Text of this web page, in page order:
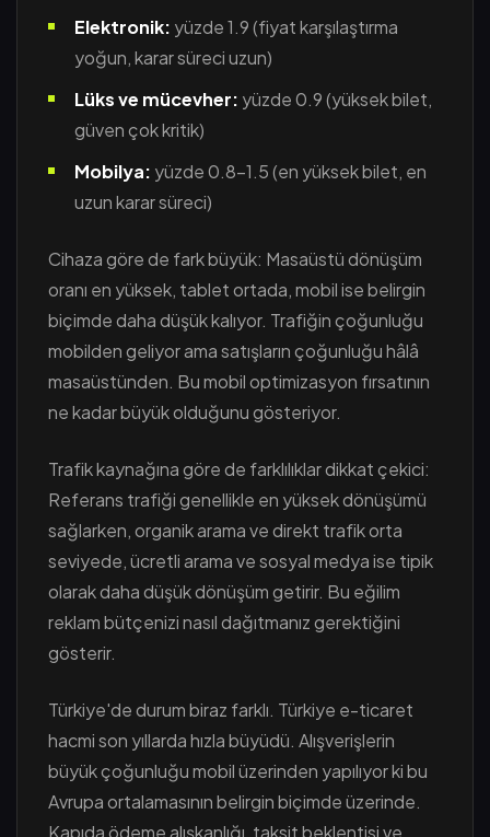
Elektronik: yüzde 1.9 (fiyat karşılaştırma
yoğun, karar süreci uzun)
Lüks ve mücevher: yüzde 0.9 (yüksek bilet,
güven çok kritik)
Mobilya: yüzde 0.8-1.5 (en yüksek bilet, en
uzun karar süreci)
Cihaza göre de fark büyük: Masaüstü dönüşüm
oranı en yüksek, tablet ortada, mobil ise belirgin
biçimde daha düşük kalıyor. Trafiğin çoğunluğu
mobilden geliyor ama satışların çoğunluğu hâlâ
masaüstünden. Bu mobil optimizasyon fırsatının
ne kadar büyük olduğunu gösteriyor.
Trafik kaynağına göre de farklılıklar dikkat çekici:
Referans trafiği genellikle en yüksek dönüşümü
sağlarken, organik arama ve direkt trafik orta
seviyede, ücretli arama ve sosyal medya ise tipik
olarak daha düşük dönüşüm getirir. Bu eğilim
reklam bütçenizi nasıl dağıtmanız gerektiğini
gösterir.
Türkiye'de durum biraz farklı. Türkiye e-ticaret
hacmi son yıllarda hızla büyüdü. Alışverişlerin
büyük çoğunluğu mobil üzerinden yapılıyor ki bu
Avrupa ortalamasının belirgin biçimde üzerinde.
Kapıda ödeme alışkanlığı, taksit beklentisi ve